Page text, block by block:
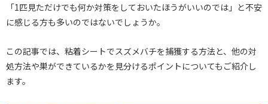
「1匹見ただけでも何か対策をしておいたほうがいいのでは」と不安
に感じる方も多いのではないでしょうか。
この記事では、粘着シートでスズメバチを捕獲する方法と、他の対
処方法や巣ができているかを見分けるポイントについてもご紹介し
ます。